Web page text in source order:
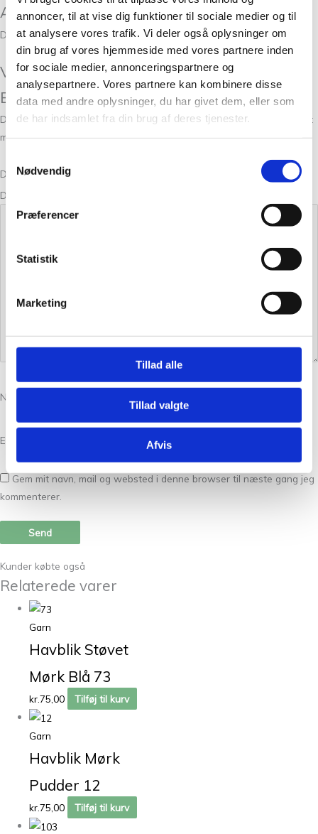
annoncer, til at vise dig funktioner til sociale medier og til
at analysere vores trafik. Vi deler også oplysninger om
din brug af vores hjemmeside med vores partnere inden
for sociale medier, annonceringspartnere og
analysepartnere. Vores partnere kan kombinere disse
data med andre oplysninger, du har givet dem, eller som
de har indsamlet fra din brug af deres tjenester.
Nødvendig
Præferencer
Statistik
Marketing
Tillad alle
Tillad valgte
Afvis
Anmeldelser
Der er endnu ikke nogle anmeldelser.
Vær den første til at anmelde “Merci
Bluestone 1061”
Din e-mailadresse vil ikke blive publiceret. Krævede felter er markeret
med*
Din bedømmelse
Din anmeldelse
Navn
E-mail
Gem mit navn, mail og websted i denne browser til næste gang jeg
kommenterer.
Kunder købte også
Relaterede varer
Garn
Havblik Støvet
Mørk Blå 73
kr.75,00 Tilføj til kurv
Garn
Havblik Mørk
Pudder 12
kr.75,00 Tilføj til kurv